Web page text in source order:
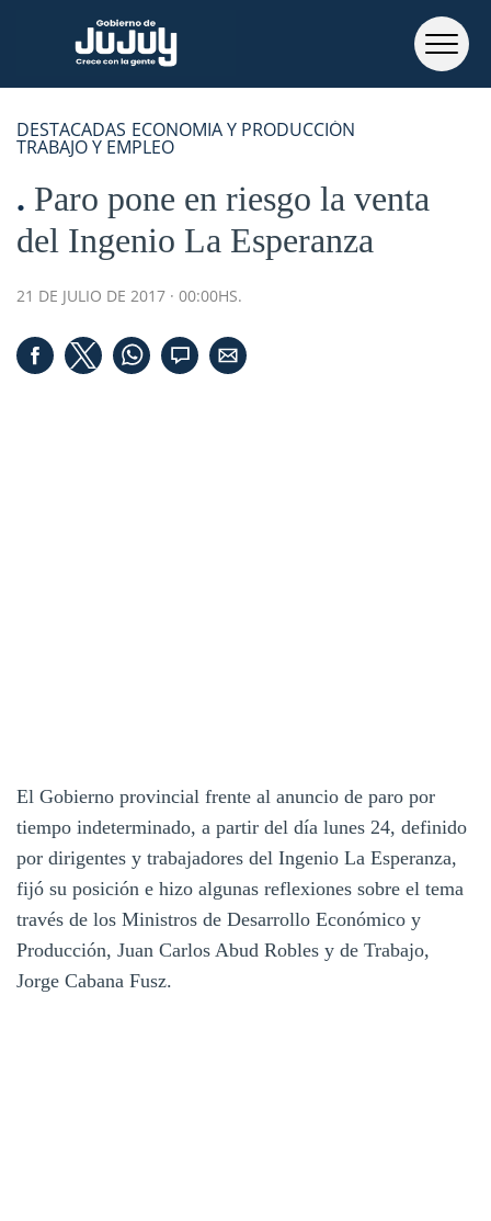
DESTACADAS ECONOMIA Y PRODUCCIÓN
TRABAJO Y EMPLEO
Paro pone en riesgo la venta
del Ingenio La Esperanza
21 DE JULIO DE 2017 · 00:00HS.
El Gobierno provincial frente al anuncio de paro por
tiempo indeterminado, a partir del día lunes 24, definido
por dirigentes y trabajadores del Ingenio La Esperanza,
fijó su posición e hizo algunas reflexiones sobre el tema
través de los Ministros de Desarrollo Económico y
Producción, Juan Carlos Abud Robles y de Trabajo,
Jorge Cabana Fusz.